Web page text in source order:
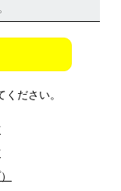
ださい。